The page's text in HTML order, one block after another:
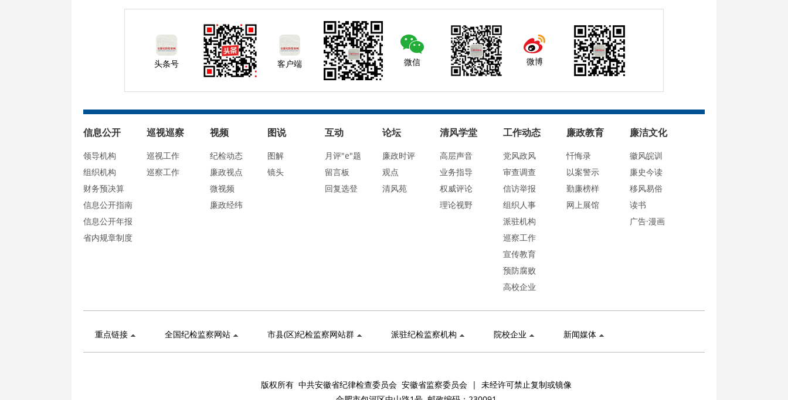
头条号 客户端 微信 微博
信息公开
领导机构
组织机构
财务预决算
信息公开指南
信息公开年报
省内规章制度
巡视巡察
巡视工作
巡察工作
视频
纪检动态
廉政视点
微视频
廉政经纬
图说
图解
镜头
互动
月评"e"题
留言板
回复选登
论坛
廉政时评
观点
清风苑
清风学堂
高层声音
业务指导
权威评论
理论视野
工作动态
党风政风
审查调查
信访举报
组织人事
派驻机构
巡察工作
宣传教育
预防腐败
高校企业
廉政教育
忏悔录
以案警示
勤廉榜样
网上展馆
廉洁文化
徽风皖训
廉史今读
移风易俗
读书
广告·漫画
重点链接 全国纪检监察网站 市县(区)纪检监察网站群 派驻纪检监察机构 院校企业 新闻媒体
版权所有 中共安徽省纪律检查委员会 安徽省监察委员会 | 未经许可禁止复制或镜像